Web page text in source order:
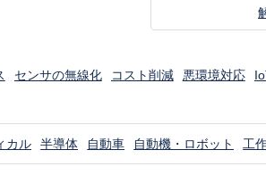
センサの無線化 コスト削減 悪環境対応
カル 半導体 自動車 自動機・ロボット 工